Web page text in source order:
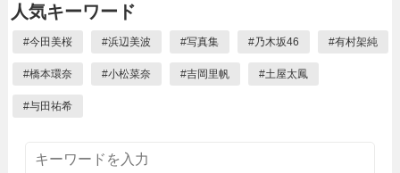
人気キーワード
#今田美桜 #浜辺美波 #写真集 #乃木坂46 #有村架純
#橋本環奈 #小松菜奈 #吉岡里帆 #土屋太鳳
#与田祐希